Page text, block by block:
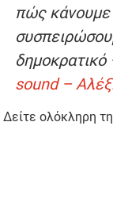
πώς κάνουμε
sound –
Δείτε ολόκληρη